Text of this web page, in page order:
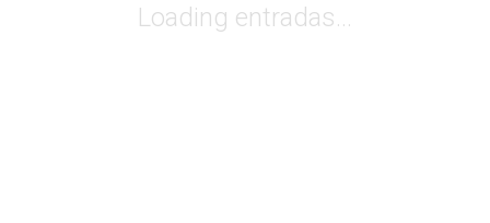
Loading entradas...